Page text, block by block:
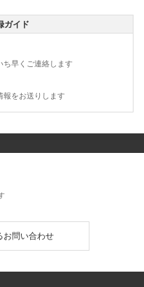
ガイド
ち早くご連絡します
報をお送りします
お問い合わせ